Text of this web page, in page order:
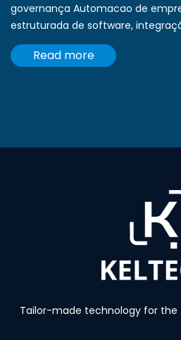
governança Automacao de
estruturada de software,
Read more
Tailor-made technology for the